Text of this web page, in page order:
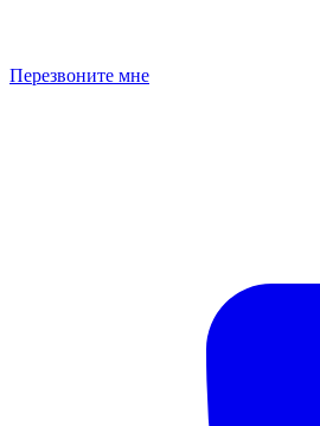
Перезвоните мне